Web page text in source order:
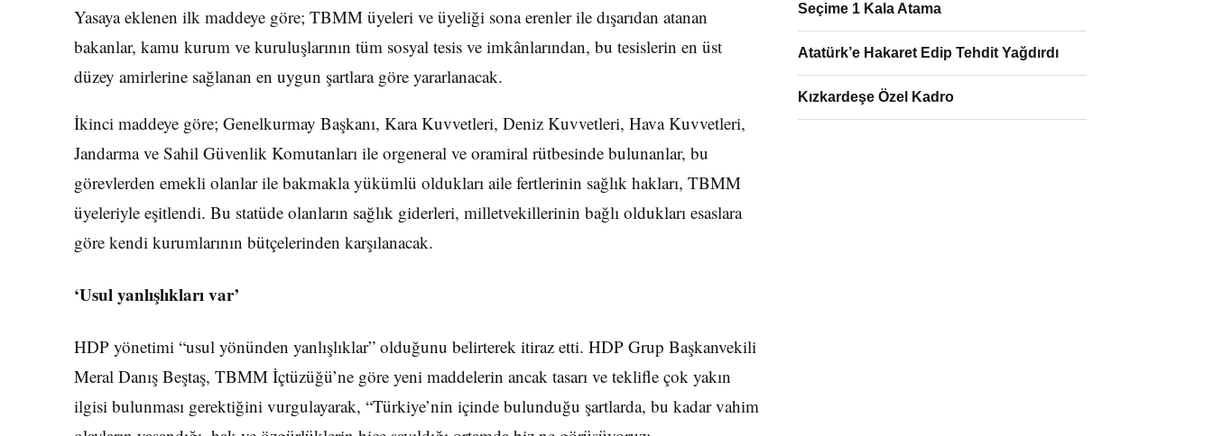
Yasaya eklenen ilk maddeye göre; TBMM üyeleri ve üyeliği sona erenler ile dışarıdan atanan
bakanlar, kamu kurum ve kuruluşlarının tüm sosyal tesis ve imkânlarından, bu tesislerin en üst
düzey amirlerine sağlanan en uygun şartlara göre yararlanacak.
İkinci maddeye göre; Genelkurmay Başkanı, Kara Kuvvetleri, Deniz Kuvvetleri, Hava Kuvvetleri,
Jandarma ve Sahil Güvenlik Komutanları ile orgeneral ve oramiral rütbesinde bulunanlar, bu
görevlerden emekli olanlar ile bakmakla yükümlü oldukları aile fertlerinin sağlık hakları, TBMM
üyeleriyle eşitlendi. Bu statüde olanların sağlık giderleri, milletvekillerinin bağlı oldukları esaslara
göre kendi kurumlarının bütçelerinden karşılanacak.
‘Usul yanlışlıkları var’
HDP yönetimi “usul yönünden yanlışlıklar” olduğunu belirterek itiraz etti. HDP Grup Başkanvekili
Meral Danış Beştaş, TBMM İçtüzüğü’ne göre yeni maddelerin ancak tasarı ve teklifle çok yakın
ilgisi bulunması gerektiğini vurgulayarak, “Türkiye’nin içinde bulunduğu şartlarda, bu kadar vahim
Seçime 1 Kala Atama
Atatürk’e Hakaret Edip Tehdit Yağdırdı
Kızkardeşe Özel Kadro